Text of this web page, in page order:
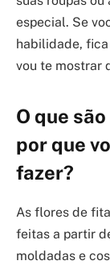
especial. Se
habilidade,
vou te mostrar
O que
por que
fazer?
As flores de
feitas a partir
moldadas e